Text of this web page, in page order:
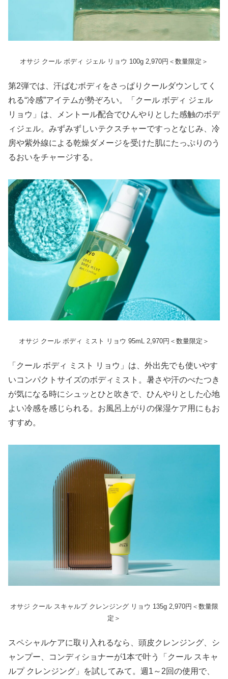
オサジ クール ボディ ジェル リョウ 100g 2,970円＜数量限定＞
第2弾では、汗ばむボディをさっぱりクールダウンしてく
れる“冷感”アイテムが勢ぞろい。「クール ボディ ジェル
リョウ」は、メントール配合でひんやりとした感触のボデ
ィジェル。みずみずしいテクスチャーですっとなじみ、冷
房や紫外線による乾燥ダメージを受けた肌にたっぷりのう
るおいをチャージする。
オサジ クール ボディ ミスト リョウ 95mL 2,970円＜数量限定＞
「クール ボディ ミスト リョウ」は、外出先でも使いやす
いコンパクトサイズのボディミスト。暑さや汗のべたつき
が気になる時にシュッとひと吹きで、ひんやりとした心地
よい冷感を感じられる。お風呂上がりの保湿ケア用にもお
すすめ。
オサジ クール スキャルプ クレンジング リョウ 135g 2,970円＜数量限
定＞
スペシャルケアに取り入れるなら、頭⽪クレンジング、シ
ャンプー、コンディショナーが1本で叶う「クール スキャ
ルプ クレンジング」を試してみて。週1～2回の使用で、